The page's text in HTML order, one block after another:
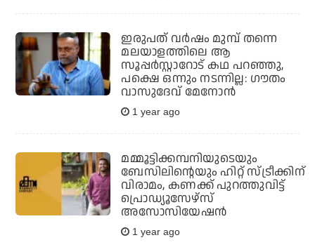
ഇരുപത് വർഷം മുമ്പ് തന്നെ
മലയാളത്തിലെ ആ
സൂപ്പർസ്റ്റാറോട് കഥ പറഞ്ഞു,
പക്ഷെ ഒന്നും നടന്നില്ല: ഗൗതം
വാസുദേവ് മേനോൻ
1 year ago
മമ്മൂട്ടിക്കമ്പനിയുടെയും
ബേസിലിന്റെയും ഹിറ്റ് സ്ട്രീക്കിന്
വിരാമം, കണക്ക് പുറത്തുവിട്ട്
പ്രൊഡ്യൂസേഴ്‌സ്
അസോസിയേഷന്‍
1 year ago